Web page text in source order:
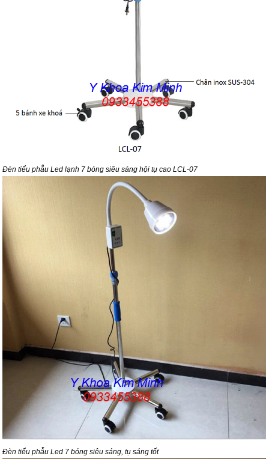
Đèn tiểu phẫu Led lạnh 7 bóng siêu sáng hội tụ cao LCL-07
Đèn tiểu phẫu Led 7 bóng siêu sáng, tụ sáng tốt